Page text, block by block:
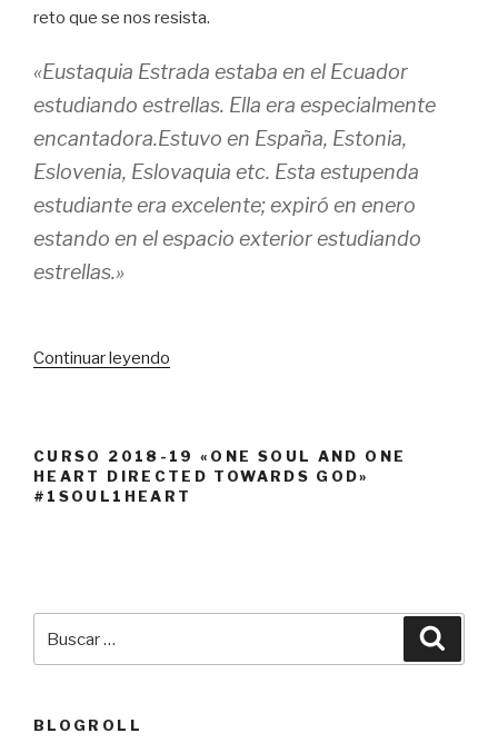
reto que se nos resista.
«Eustaquia Estrada estaba en el Ecuador
estudiando estrellas. Ella era especialmente
encantadora.Estuvo en España, Estonia,
Eslovenia, Eslovaquia etc. Esta estupenda
estudiante era excelente; expiró en enero
estando en el espacio exterior estudiando
estrellas.»
Continuar leyendo
CURSO 2018-19 «ONE SOUL AND ONE
HEART DIRECTED TOWARDS GOD»
#1SOUL1HEART
por:
BLOGROLL